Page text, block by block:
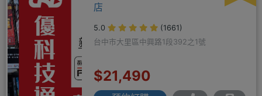
店
5.0
(1661)
台中市大里區中興路1段392之1號
$21,490